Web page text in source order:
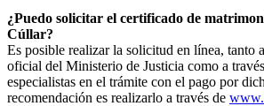
¿Puedo solicitar el certificado de
Cúllar?
Es posible realizar la solicitud en línea, tanto
oficial del Ministerio de Justicia como a
especialistas en el trámite con el pago por
recomendación es realizarlo a través de